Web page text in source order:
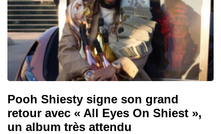
Pooh Shiesty signe son grand
retour avec « All Eyes On Shiest »,
un album très attendu